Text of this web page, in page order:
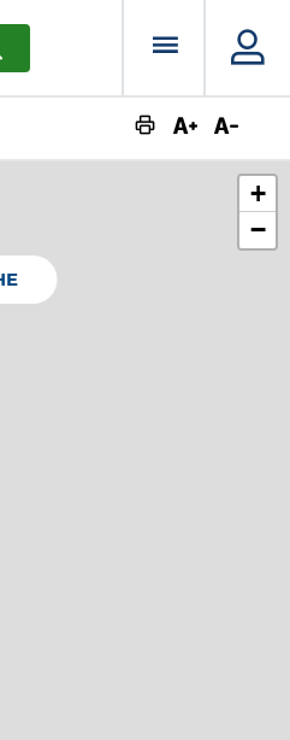
Menu
+
−